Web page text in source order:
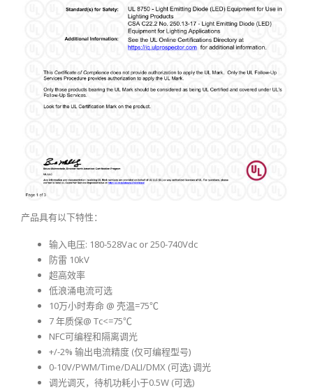
产品具有以下特性：
输入电压: 180-528Vac or 250-740Vdc
防雷 10kV
超高效率
低浪涌电流可选
10万小时寿命 @ 壳温=75℃
7 年质保@ Tc<=75℃
NFC可编程和隔离调光
+/-2% 输出电流精度 (仅可编程型号)
0-10V/PWM/Time/DALI/DMX (可选) 调光
调光调灭，待机功耗小于0.5W (可选)